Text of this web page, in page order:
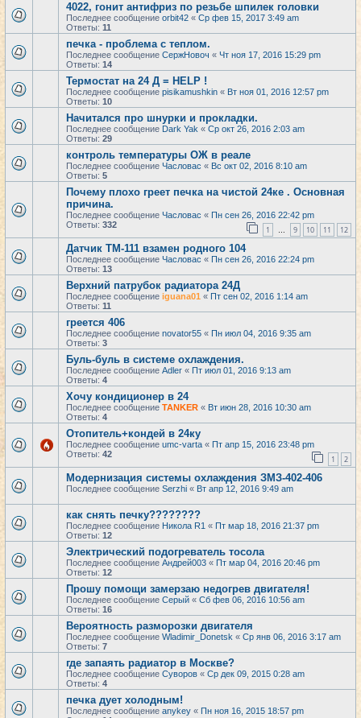
4022, гонит антифриз по резьбе шпилек головки
Последнее сообщение orbit42 « Ср фев 15, 2017 3:49 am
Ответы: 11
печка - проблема с теплом.
Последнее сообщение СержНовоч « Чт ноя 17, 2016 15:29 pm
Ответы: 14
Термостат на 24 Д = HELP !
Последнее сообщение pisikamushkin « Вт ноя 01, 2016 12:57 pm
Ответы: 10
Начитался про шнурки и прокладки.
Последнее сообщение Dark Yak « Ср окт 26, 2016 2:03 am
Ответы: 29
контроль температуры ОЖ в реале
Последнее сообщение Часловас « Вс окт 02, 2016 8:10 am
Ответы: 5
Почему плохо греет печка на чистой 24ке . Основная
причина.
Последнее сообщение Часловас « Пн сен 26, 2016 22:42 pm
Ответы: 332 1 … 9 10 11 12
Датчик ТМ-111 взамен родного 104
Последнее сообщение Часловас « Пн сен 26, 2016 22:24 pm
Ответы: 13
Верхний патрубок радиатора 24Д
Последнее сообщение iguana01 « Пт сен 02, 2016 1:14 am
Ответы: 11
греется 406
Последнее сообщение novator55 « Пн июл 04, 2016 9:35 am
Ответы: 3
Буль-буль в системе охлаждения.
Последнее сообщение Adler « Пт июл 01, 2016 9:13 am
Ответы: 4
Хочу кондиционер в 24
Последнее сообщение TANKER « Вт июн 28, 2016 10:30 am
Ответы: 4
Отопитель+кондей в 24ку
Последнее сообщение umc-varta « Пт апр 15, 2016 23:48 pm
Ответы: 42 1 2
Модернизация системы охлаждения ЗМЗ-402-406
Последнее сообщение Serzhi « Вт апр 12, 2016 9:49 am
как снять печку????????
Последнее сообщение Никола R1 « Пт мар 18, 2016 21:37 pm
Ответы: 12
Электрический подогреватель тосола
Последнее сообщение Андрей003 « Пт мар 04, 2016 20:46 pm
Ответы: 12
Прошу помощи замерзаю недогрев двигателя!
Последнее сообщение Серый « Сб фев 06, 2016 10:56 am
Ответы: 16
Вероятность разморозки двигателя
Последнее сообщение Wladimir_Donetsk « Ср янв 06, 2016 3:17 am
Ответы: 7
где запаять радиатор в Москве?
Последнее сообщение Суворов « Ср дек 09, 2015 0:28 am
Ответы: 4
печка дует холодным!
Последнее сообщение anykey « Пн ноя 16, 2015 18:57 pm